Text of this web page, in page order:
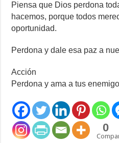
Piensa que Dios perdona
hacemos, porque todos
oportunidad.
Perdona y dale esa paz a
Acción
Perdona y ama a tus
0